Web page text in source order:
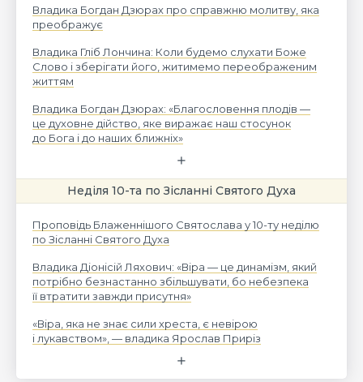
Владика Богдан Дзюрах про справжню молитву, яка
преображує
Владика Гліб Лончина: Коли будемо слухати Боже
Слово і зберігати його, житимемо переображеним
життям
Владика Богдан Дзюрах: «Благословення плодів —
це духовне дійство, яке виражає наш стосунок
до Бога і до наших ближніх»
Неділя 10-та по Зісланні Святого Духа
Проповідь Блаженнішого Святослава у 10-ту неділю
по Зісланні Святого Духа
Владика Діонісій Ляхович: «Віра — це динамізм, який
потрібно безнастанно збільшувати, бо небезпека
її втратити завжди присутня»
«Віра, яка не знає сили хреста, є невірою
і лукавством», — владика Ярослав Приріз